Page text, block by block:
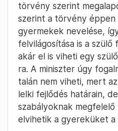
törvény szerint
szerint a törvény éppen
gyermekek nevelése,
felvilágosítása is a szülő
akár el is viheti egy
ra. A miniszter úgy
talán nem viheti, mert
lelki fejlődés határain,
szabályoknak
elvihetik a gyereküket a